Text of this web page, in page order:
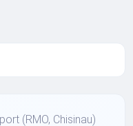
(RMO, Chisinau)